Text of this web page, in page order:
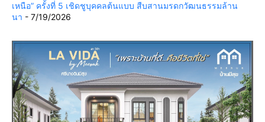
เหนือ” ครั้งที่ 5 เชิดชูบุคคลต้นแบบ สืบสานมรดกวัฒนธรรมล้าน
นา - 7/19/2026